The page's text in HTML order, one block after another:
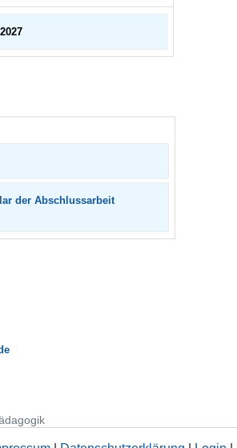
der Abschlussarbeit